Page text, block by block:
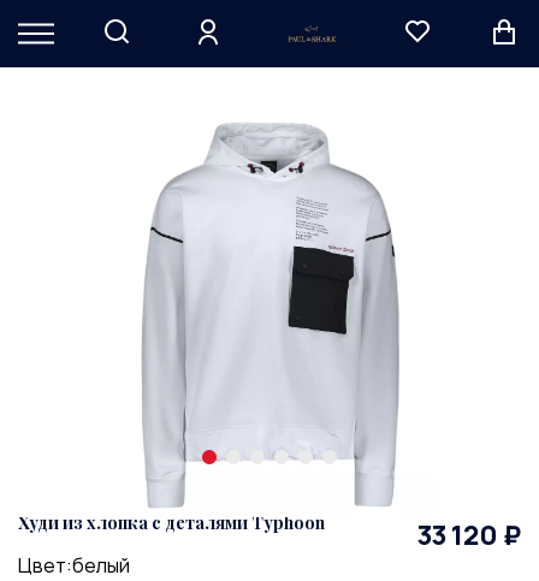
Худи из хлопка с деталями Typhoon 33 120 ₽
Цвет:белый